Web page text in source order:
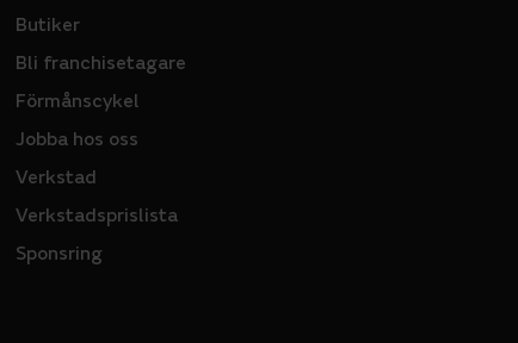
Butiker
Bli franchisetagare
Förmånscykel
Jobba hos oss
Verkstad
Verkstadsprislista
Sponsring